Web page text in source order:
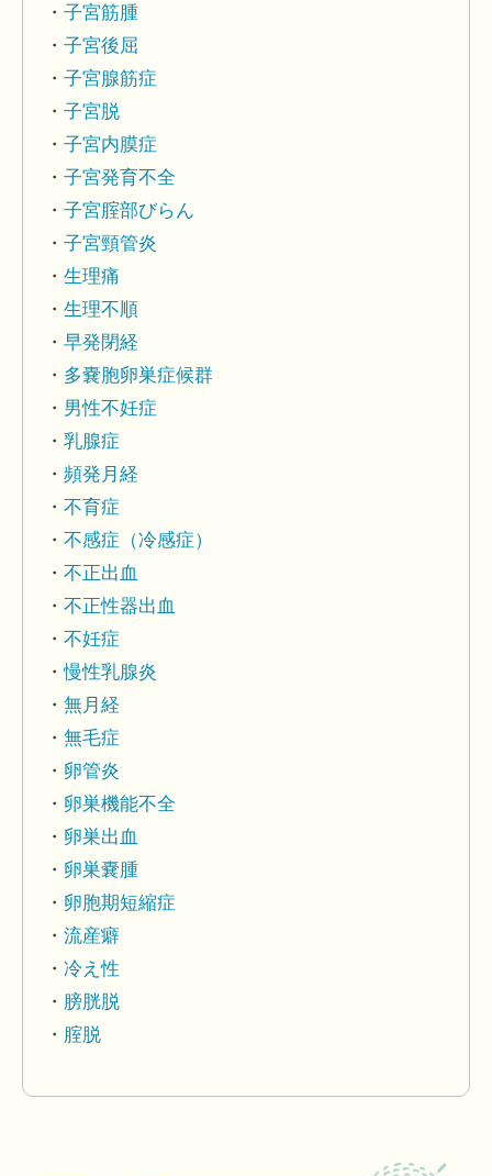
子宮筋腫
子宮後屈
子宮腺筋症
子宮脱
子宮内膜症
子宮発育不全
子宮腟部びらん
子宮頸管炎
生理痛
生理不順
早発閉経
多嚢胞卵巣症候群
男性不妊症
乳腺症
頻発月経
不育症
不感症（冷感症）
不正出血
不正性器出血
不妊症
慢性乳腺炎
無月経
無毛症
卵管炎
卵巣機能不全
卵巣出血
卵巣嚢腫
卵胞期短縮症
流産癖
冷え性
膀胱脱
腟脱